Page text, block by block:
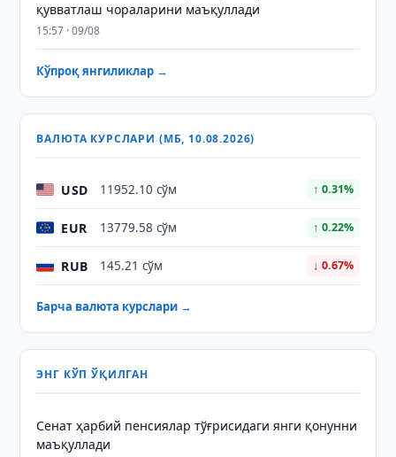
қувватлаш чораларини маъқуллади
15:57 · 09/08
Кўпроқ янгиликлар →
ВАЛЮТА КУРСЛАРИ (МБ, 10.08.2026)
USD 11952.10 сўм ↑ 0.31%
EUR 13779.58 сўм ↑ 0.22%
RUB 145.21 сўм ↓ 0.67%
Барча валюта курслари →
ЭНГ КЎП ЎҚИЛГАН
Сенат ҳарбий пенсиялар тўғрисидаги янги қонунни
маъқуллади